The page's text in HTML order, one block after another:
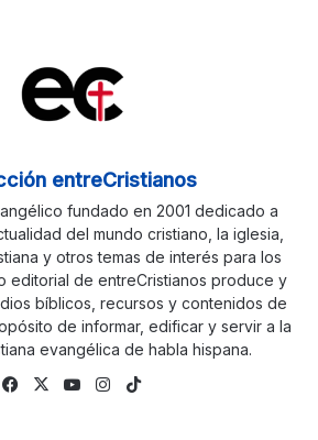
entreCristianos
fundado en 2001 dedicado a
del mundo cristiano, la iglesia,
y otros temas de interés para los
editorial de entreCristianos produce y
bíblicos, recursos y contenidos de
de informar, edificar y servir a la
evangélica de habla hispana.
Facebook
X YouTubeInstagram